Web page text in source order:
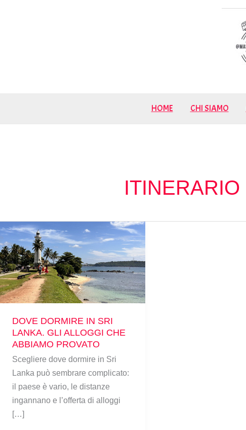
HOME CHI SIAMO
DOVE DORMIRE IN SRI
LANKA. GLI ALLOGGI CHE
ABBIAMO PROVATO
Scegliere dove dormire in Sri
Lanka può sembrare complicato:
il paese è vario, le distanze
ingannano e l’offerta di alloggi
[…]
DOVE
DORMIRE
IN
SRI
LANKA.
ALLOGGI
CHE
ABBIAMO
PROVATO